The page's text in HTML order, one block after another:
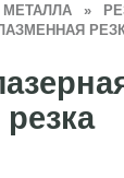
МЕТАЛЛА »